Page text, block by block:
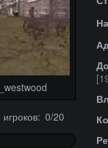
игроков: 0/20